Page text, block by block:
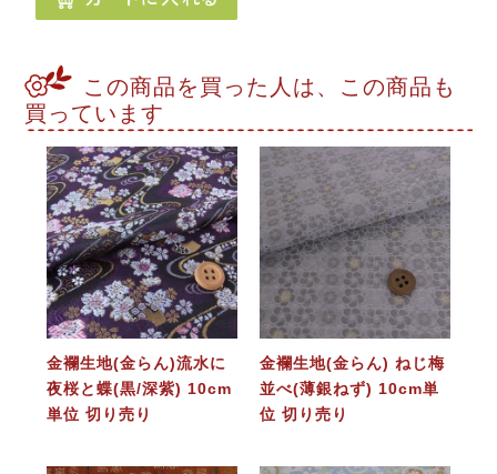
この商品を買った人は、この商品も
買っています
金襴生地(金らん)流水に
夜桜と蝶(黒/深紫) 10cm
単位 切り売り
金襴生地(金らん) ねじ梅
並べ(薄銀ねず) 10cm単
位 切り売り